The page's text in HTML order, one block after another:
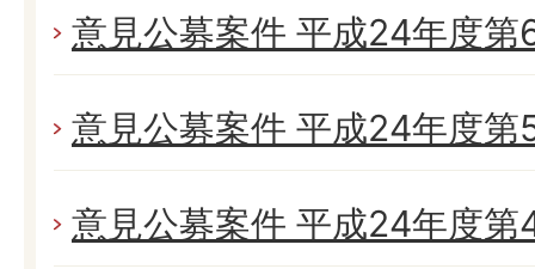
意見公募案件 平成24年度第
意見公募案件 平成24年度第
意見公募案件 平成24年度第